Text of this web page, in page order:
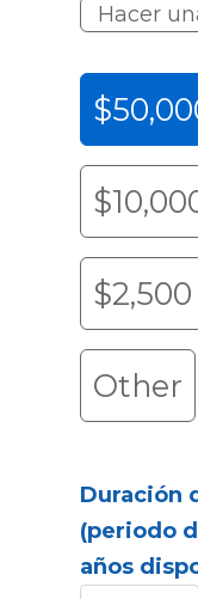
Hacer
$2,500
Other
Duración
(periodo
años